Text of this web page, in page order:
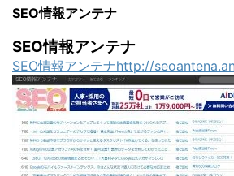
SEO情報アンテナ
SEO情報アンテナ
SEO情報アンテナhttp://